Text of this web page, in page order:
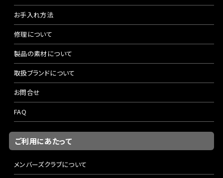
お手入れ方法
修理について
製品の素材について
取扱ブランドについて
お問合せ
FAQ
ご利用にあたって
メンバーズクラブについて